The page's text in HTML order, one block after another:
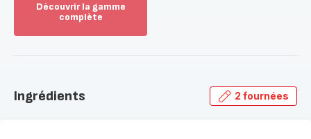
Découvrir la gamme
complète
gamme
Ingrédients 2 fournées